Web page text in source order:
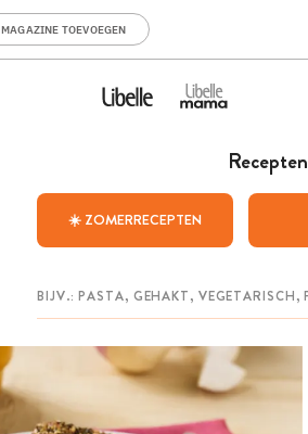
MAGAZINE TOEVOEGEN
Recepten
☀️ ZOMERRECEPTEN